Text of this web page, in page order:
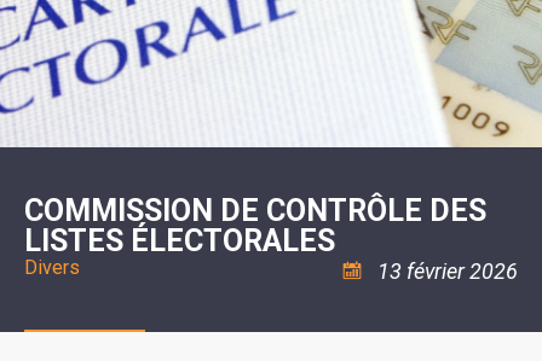
20ÈME
SIÈCLE
RÉUNIONS
DU
CONSEIL
MUNICIPAL
ARRÊTÉS
ET
DÉCISIONS
MAIRE
DE
LA
MINORITÉ
LES
ÉCOLES
LE
COLLÈGE
ESPACE
11
ANS
ASSOCIATION
COULÉE
ENVIRONNEMENT
L'EAU
ET
L'ASSAINISSEMENT
LA
AUTONOMIE
LA
POLICE
MUNICIPALE
SÉCURITÉ
MAJEURS
DE
MUSIQUE
L'ÉCOLE
COMMUNAUTAIRE
DANSE
VOIE
VERTE
VISITES
ET
DÉCOUVERTES
LES
LE
CAMPING-
CARS
TENTES
ET
CARAVANES
FLUVIALE
COMMISSION DE CONTRÔLE DES
LISTES ÉLECTORALES
Divers 13 février 2026